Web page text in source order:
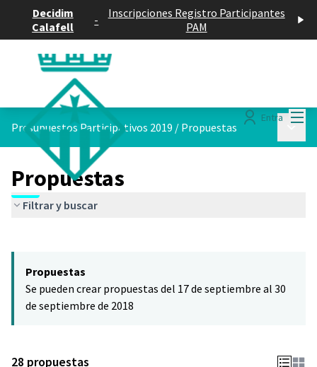
Decidim
Calafell
-
Inscripciones Registro Participantes
PAM
Entra
Presupuestos Participativos 2019 / Propuestas
Propuestas
Filtrar y buscar
−
Propuestas
Se pueden crear propuestas del 17 de septiembre al 30
de septiembre de 2018
28 propuestas